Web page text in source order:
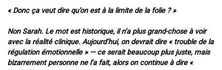
« Donc ça veut dire qu’on est à la limite de la folie ? »
Non Sarah. Le mot est historique, il n’a plus grand-chose à voir
avec la réalité clinique. Aujourd’hui, on devrait dire « trouble de la
régulation émotionnelle » — ce serait beaucoup plus juste, mais
bizarrement personne ne l’a fait, alors on continue à dire «